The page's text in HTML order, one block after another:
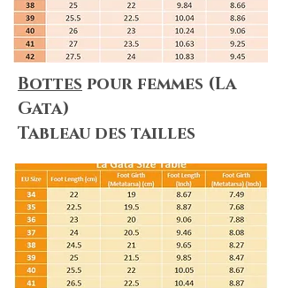
Bottes pour femmes (La
Gata)
Tableau des tailles